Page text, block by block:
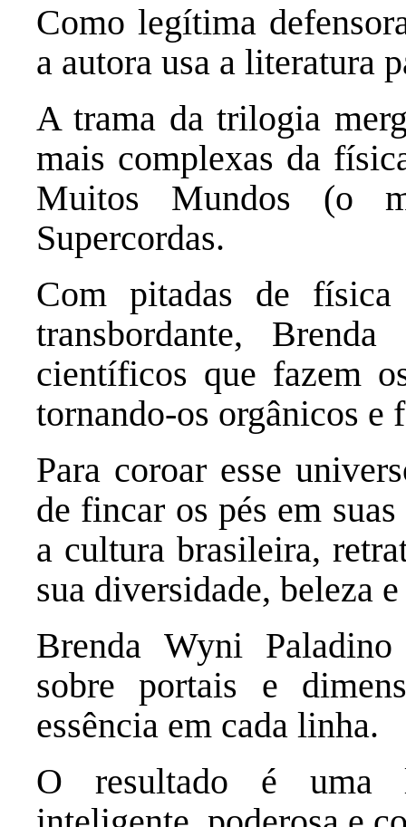
Como legítima
a autora usa a literatura
A trama da trilogia
mais complexas da
Muitos Mundos (o
Supercordas.
Com pitadas de
transbordante,
científicos que fazem
tornando-os orgânicos e
Para coroar esse
de fincar os pés em
a cultura brasileira,
sua diversidade, beleza
Brenda Wyni
sobre portais e
essência em cada linha.
O resultado é uma